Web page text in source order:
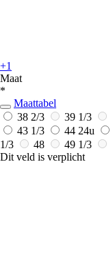
+1
Maat
*
Maattabel
38 2/3
39 1/3
43 1/3
44 24u
1/3
48 49 1/3
Dit veld is verplicht